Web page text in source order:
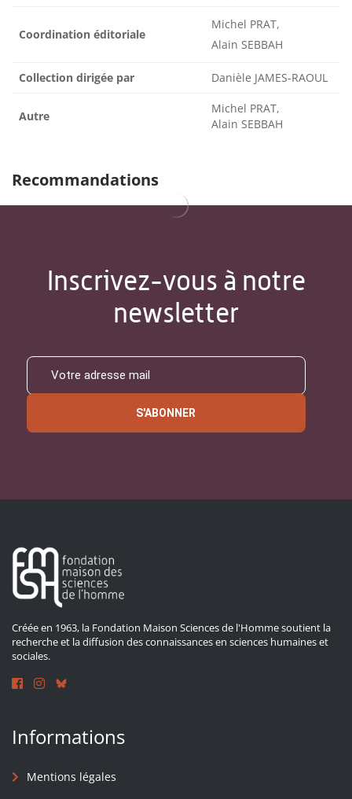
Coordination éditoriale
Michel PRAT,
Alain SEBBAH
Collection dirigée par Danièle JAMES-RAOUL
Autre
Michel PRAT,
Alain SEBBAH
Recommandations
Inscrivez-vous à notre
newsletter
S'ABONNER
Créée en 1963, la Fondation Maison Sciences de l'Homme soutient la
recherche et la diffusion des connaissances en sciences humaines et
sociales.
Informations
Mentions légales